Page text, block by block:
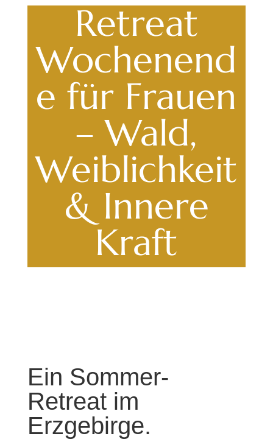
Retreat
Wochenend
e für Frauen
– Wald,
Weiblichkeit
& Innere
Kraft
Ein Sommer-
Retreat im
Erzgebirge.